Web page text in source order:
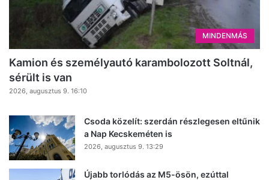
MINDENMÁS
Kamion és személyautó karambolozott Soltnál,
sérült is van
2026, augusztus 9. 16:10
Csoda közelít: szerdán részlegesen eltűnik
a Nap Kecskeméten is
2026, augusztus 9. 13:29
Újabb torlódás az M5-ösön, ezúttal